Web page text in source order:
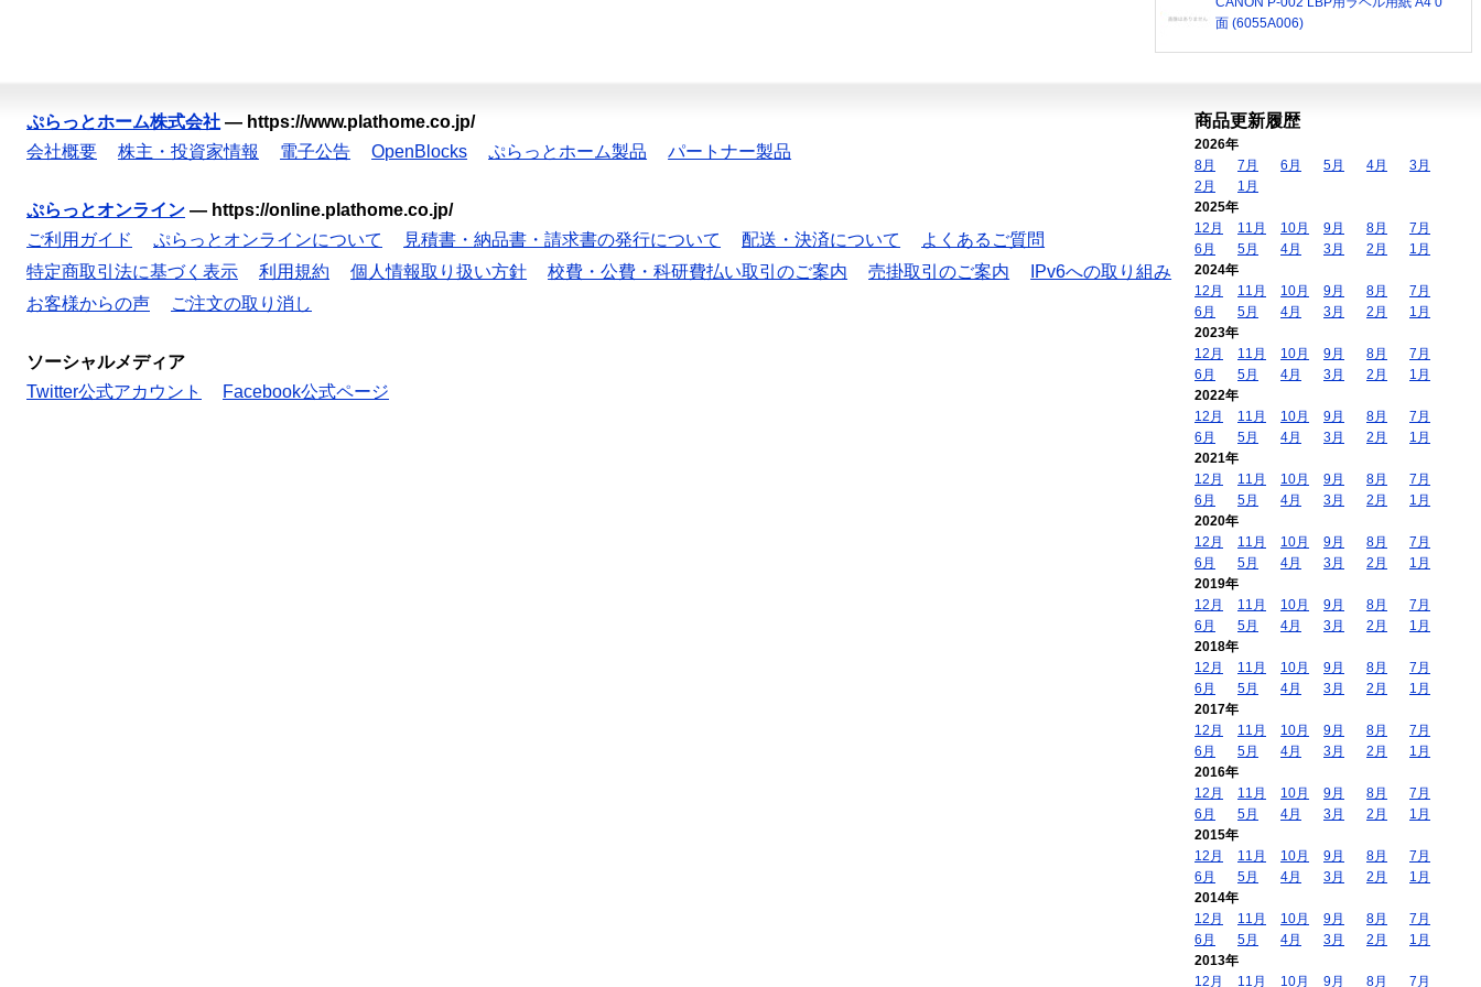
面 (6055A006)
ぷらっとホーム株式会社 — https://www.plathome.co.jp/
会社概要
株主・投資家情報 電子公告 OpenBlocks ぷらっとホーム製品 パートナー製品
ぷらっとオンライン — https://online.plathome.co.jp/
ご利用ガイド
ぷらっとオンラインについて 見積書・納品書・請求書の発行について 配送・決済について
よくあるご質問
特定商取引法に基づく表示
利用規約 個人情報取り扱い方針 校費・公費・科研費払い取引のご案内 売掛取引のご案内
IPv6への取り組み
お客様からの声
ご注文の取り消し
ソーシャルメディア
Twitter公式アカウント
Facebook公式ページ
商品更新履歴
2026年
8月
7月 6月 5月 4月
3月
2月
1月
2025年
12月
11月 10月 9月 8月
7月
6月
5月 4月 3月 2月
1月
2024年
12月
11月 10月 9月 8月
7月
6月
5月 4月 3月 2月
1月
2023年
12月
11月 10月 9月 8月
7月
6月
5月 4月 3月 2月
1月
2022年
12月
11月 10月 9月 8月
7月
6月
5月 4月 3月 2月
1月
2021年
12月
11月 10月 9月 8月
7月
6月
5月 4月 3月 2月
1月
2020年
12月
11月 10月 9月 8月
7月
6月
5月 4月 3月 2月
1月
2019年
12月
11月 10月 9月 8月
7月
6月
5月 4月 3月 2月
1月
2018年
12月
11月 10月 9月 8月
7月
6月
5月 4月 3月 2月
1月
2017年
12月
11月 10月 9月 8月
7月
6月
5月 4月 3月 2月
1月
2016年
12月
11月 10月 9月 8月
7月
6月
5月 4月 3月 2月
1月
2015年
12月
11月 10月 9月 8月
7月
6月
5月 4月 3月 2月
1月
2014年
12月
11月 10月 9月 8月
7月
6月
5月 4月 3月 2月
1月
2013年
12月
11月 10月 9月 8月 7月